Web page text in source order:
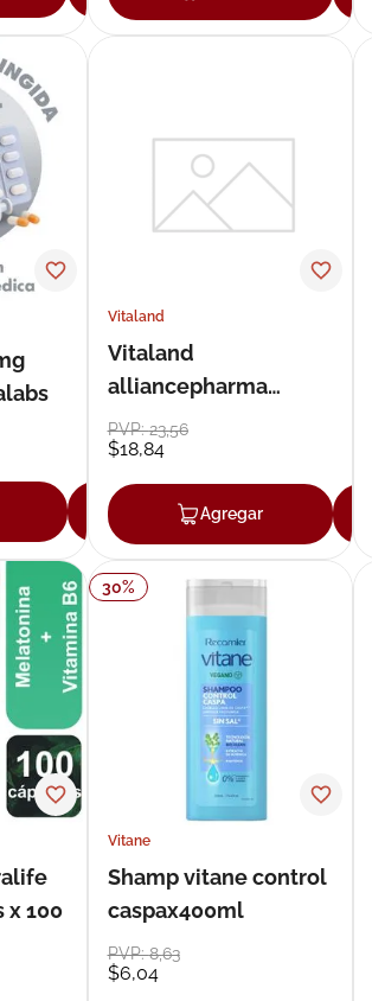
Agregar
Vitaland
Vitaland
alliancepharma
technologies gelatina
masticable
PVP:23,56
$18,84
Agregar
x 100
30%
Vitane
Shamp vitane control
caspax400ml
PVP:8,63
$6,04